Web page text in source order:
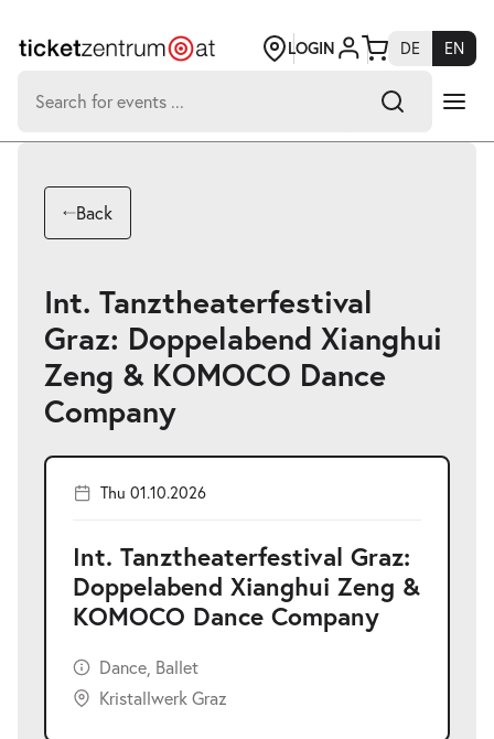
page
content
LOGIN DE
EN
for:
Search hits:
Back
Int. Tanztheaterfestival
Graz: Doppelabend Xianghui
Zeng & KOMOCO Dance
Company
Thu 01.10.2026
Int. Tanztheaterfestival Graz:
Doppelabend Xianghui Zeng &
KOMOCO Dance Company
Dance, Ballet
Kristallwerk Graz